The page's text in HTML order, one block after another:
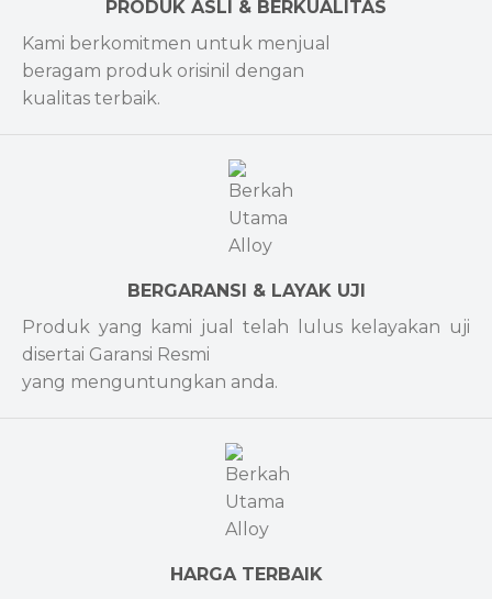
PRODUK ASLI & BERKUALITAS
Kami berkomitmen untuk menjual
beragam produk orisinil dengan
kualitas terbaik.
BERGARANSI & LAYAK UJI
Produk yang kami jual telah lulus kelayakan uji
disertai Garansi Resmi
yang menguntungkan anda.
HARGA TERBAIK